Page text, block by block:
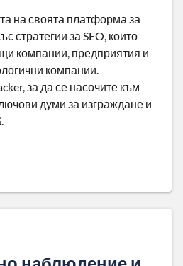
на своята платформа за
стратегии за SEO, които
компании, предприятия и
компании.
за да се насочите към
думи за изграждане и